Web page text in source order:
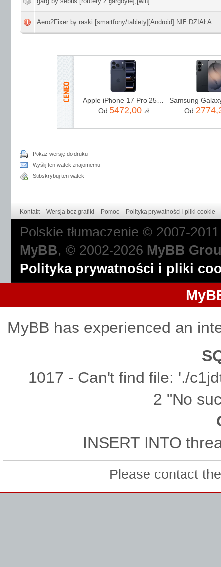
Aero2Fixer by raski [smartfony/tablety][Android] NIE DZIAŁA
Apple iPhone 17 Pro 256GB Głębinowy błękit
Od 5472,00 zł Od
Pokaż wersję do druku
Wyślij ten wątek znajomemu
Subskrybuj ten wątek
Kontakt Wersja bez grafiki Pomoc Polityka prywatności i pliki cookie
Polskie tłumaczenie © 2007-
MyBB, © 2002-2026 MyBB
Polityka prywatności i pliki
MyBB has experienced an
1017 - Can't find file: './
2 "No
INSERT INTO
Please contact